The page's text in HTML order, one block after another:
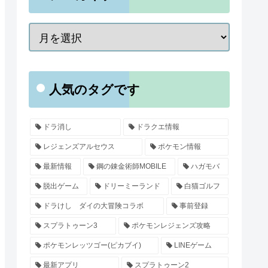
人気のタグです
ドラ消し ドラクエ情報
レジェンズアルセウス ポケモン情報
最新情報 鋼の錬金術師MOBILE ハガモバ
脱出ゲーム ドリーミーランド 白猫ゴルフ
ドラけし ダイの大冒険コラボ 事前登録
スプラトゥーン3 ポケモンレジェンズ攻略
ポケモンレッツゴー(ピカブイ) LINEゲーム
最新アプリ スプラトゥーン2